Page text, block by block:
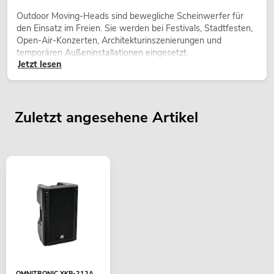
Outdoor Moving-Heads sind bewegliche Scheinwerfer für
den Einsatz im Freien. Sie werden bei Festivals, Stadtfesten,
Open-Air-Konzerten, Architekturinszenierungen und
temporären Außeninstallationen eingesetzt.
Jetzt lesen
Zuletzt angesehene Artikel